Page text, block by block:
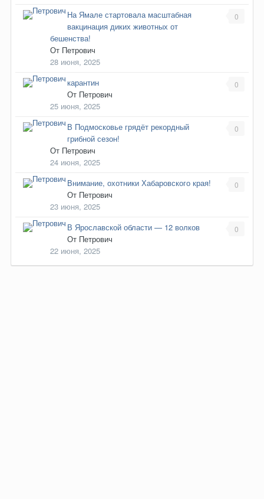
0
На Ямале стартовала масштабная
вакцинация диких животных от
бешенства!
От Петрович
28 июня, 2025
0
карантин
От Петрович
25 июня, 2025
0
В Подмосковье грядёт рекордный
грибной сезон!
От Петрович
24 июня, 2025
0
Внимание, охотники Хабаровского края!
От Петрович
23 июня, 2025
0
В Ярославской области — 12 волков
От Петрович
22 июня, 2025